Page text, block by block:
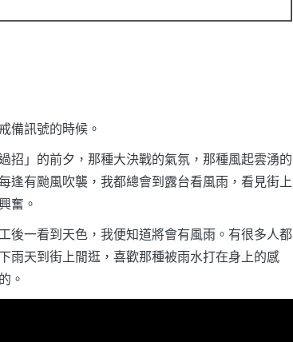
備訊號的時候。
招」的前夕，那種大決戰的氣氛，那種風起雲湧的
逢有颱風吹襲，我都總會到露台看風雨，看見街上
奮。
後一看到天色，我便知道將會有風雨。有很多人都
雨天到街上閒逛，喜歡那種被雨水打在身上的感
。